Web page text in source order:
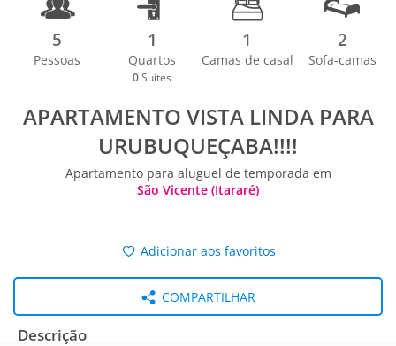
5
Pessoas
1
Quartos
0 Suítes
1
Camas de casal
2
Sofa-camas
APARTAMENTO VISTA LINDA PARA
URUBUQUEÇABA!!!!
Apartamento para aluguel de temporada em
São Vicente (Itararé)
Adicionar aos favoritos
COMPARTILHAR
Descrição